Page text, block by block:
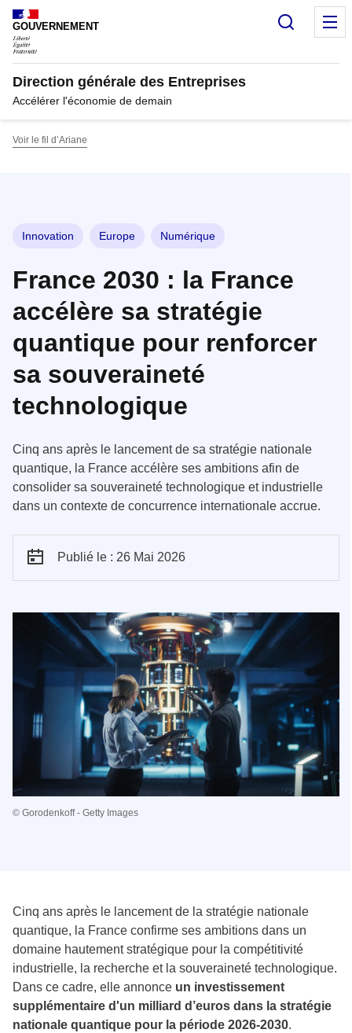
Panneau de gestion des cookies
GOUVERNEMENT
Direction générale des Entreprises
Accélérer l'économie de demain
Voir le fil d’Ariane
Innovation Europe Numérique
France 2030 : la France
accélère sa stratégie
quantique pour renforcer
sa souveraineté
technologique
Cinq ans après le lancement de sa stratégie nationale
quantique, la France accélère ses ambitions afin de
consolider sa souveraineté technologique et industrielle
dans un contexte de concurrence internationale accrue.
Publié le : 26 Mai 2026
© Gorodenkoff - Getty Images
Cinq ans après le lancement de la stratégie nationale
quantique, la France confirme ses ambitions dans un
domaine hautement stratégique pour la compétitivité
industrielle, la recherche et la souveraineté technologique.
Dans ce cadre, elle annonce un investissement
supplémentaire d'un milliard d’euros dans la stratégie
nationale quantique pour la période 2026-2030.